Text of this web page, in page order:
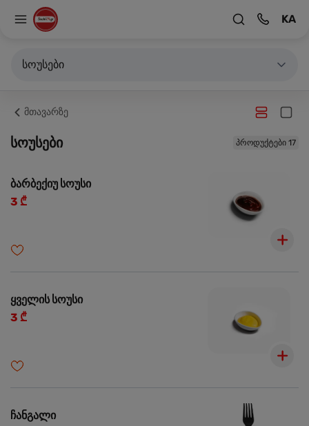
KA
სოუსები
მთავარზე
სოუსები პროდუქტები 17
ბარბექიუ სოუსი
3 ₾
ყველის სოუსი
3 ₾
ჩანგალი